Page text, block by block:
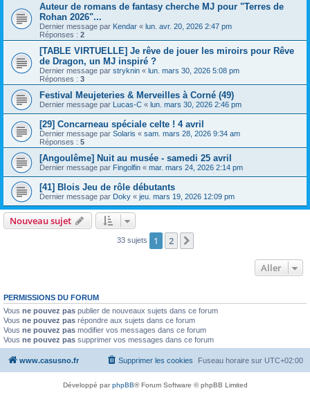
Auteur de romans de fantasy cherche MJ pour "Terres de
Rohan 2026"...
Dernier message par Kendar « lun. avr. 20, 2026 2:47 pm
Réponses : 2
[TABLE VIRTUELLE] Je rêve de jouer les miroirs pour Rêve
de Dragon, un MJ inspiré ?
Dernier message par stryknin « lun. mars 30, 2026 5:08 pm
Réponses : 3
Festival Meujeteries & Merveilles à Corné (49)
Dernier message par Lucas-C « lun. mars 30, 2026 2:46 pm
[29] Concarneau spéciale celte ! 4 avril
Dernier message par Solaris « sam. mars 28, 2026 9:34 am
Réponses : 5
[Angoulême] Nuit au musée - samedi 25 avril
Dernier message par Fingolfin « mar. mars 24, 2026 2:14 pm
[41] Blois Jeu de rôle débutants
Dernier message par Doky « jeu. mars 19, 2026 12:09 pm
Nouveau sujet
33 sujets 1 2
Aller
PERMISSIONS DU FORUM
Vous ne pouvez pas publier de nouveaux sujets dans ce forum
Vous ne pouvez pas répondre aux sujets dans ce forum
Vous ne pouvez pas modifier vos messages dans ce forum
Vous ne pouvez pas supprimer vos messages dans ce forum
www.casusno.fr Fuseau horaire sur UTC+02:00
Supprimer les cookies
Développé parphpBB® Forum Software © phpBB Limited